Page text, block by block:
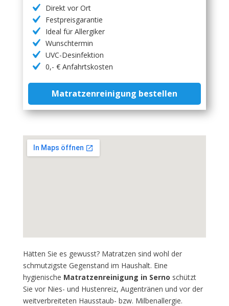
Direkt vor Ort
Festpreisgarantie
Ideal für Allergiker
Wunschtermin
UVC-Desinfektion
0,- € Anfahrtskosten
Matratzenreinigung bestellen
Hätten Sie es gewusst? Matratzen sind wohl der
schmutzigste Gegenstand im Haushalt. Eine
hygienische Matratzenreinigung in Serno schützt
Sie vor Nies- und Hustenreiz, Augentränen und vor der
weitverbreiteten Hausstaub- bzw. Milbenallergie.